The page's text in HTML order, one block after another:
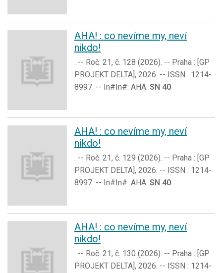
AHA! : co nevíme my, neví
nikdo!
. -- Roč. 21, č. 128 (2026). -- Praha : [GP
PROJEKT DELTA], 2026. -- ISSN : 1214-
8997. -- In#In#: AHA. SN 40
AHA! : co nevíme my, neví
nikdo!
. -- Roč. 21, č. 129 (2026). -- Praha : [GP
PROJEKT DELTA], 2026. -- ISSN : 1214-
8997. -- In#In#: AHA. SN 40
AHA! : co nevíme my, neví
nikdo!
. -- Roč. 21, č. 130 (2026). -- Praha : [GP
PROJEKT DELTA], 2026. -- ISSN : 1214-